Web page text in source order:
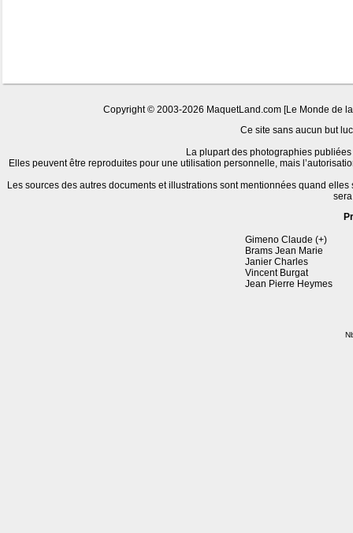
Copyright © 2003-2026 MaquetLand.com [Le Monde de
Ce site sans aucun but
La plupart des photographies
Elles peuvent être reproduites pour une utilisation personnelle, mais
Les sources des autres documents et illustrations sont mentionnées quand
Gimeno Claude (+)
Brams Jean Marie
Janier Charles
Vincent Burgat
Jean Pierre Heymes